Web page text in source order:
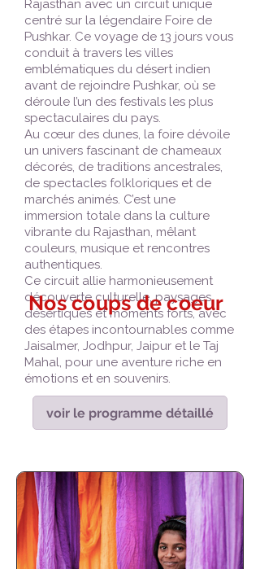
Rajasthan avec un circuit unique
centré sur la légendaire Foire de
Pushkar. Ce voyage de 13 jours vous
conduit à travers les villes
emblématiques du désert indien
avant de rejoindre Pushkar, où se
déroule l’un des festivals les plus
spectaculaires du pays.
Au cœur des dunes, la foire dévoile
un univers fascinant de chameaux
décorés, de traditions ancestrales,
de spectacles folkloriques et de
marchés animés. C’est une
immersion totale dans la culture
vibrante du Rajasthan, mêlant
couleurs, musique et rencontres
authentiques.
Ce circuit allie harmonieusement
découverte culturelle, paysages
désertiques et moments forts, avec
des étapes incontournables comme
Jaisalmer, Jodhpur, Jaipur et le Taj
Mahal, pour une aventure riche en
émotions et en souvenirs.
voir le programme détaillé
Nos coups de coeur